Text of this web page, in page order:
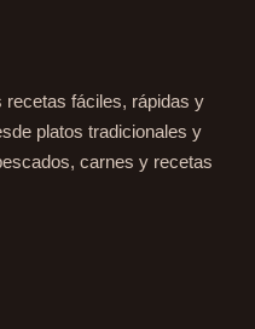
recetas fáciles, rápidas y
platos tradicionales y
carnes y recetas